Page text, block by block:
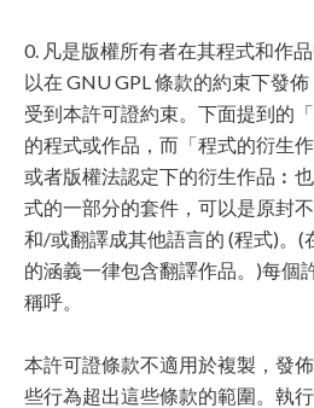
0. 凡是版權所有者在其程式和作
以在 GNU GPL 條款的約束下發
受到本許可證約束。下面提到的
的程式或作品，而「程式的衍生
或者版權法認定下的衍生作品︰
式的一部分的套件，可以是原封
和/或翻譯成其他語言的 (程式)。(
的涵義一律包含翻譯作品。)每個
稱呼。
本許可證條款不適用於複製，發
些行為超出這些條款的範圍。執